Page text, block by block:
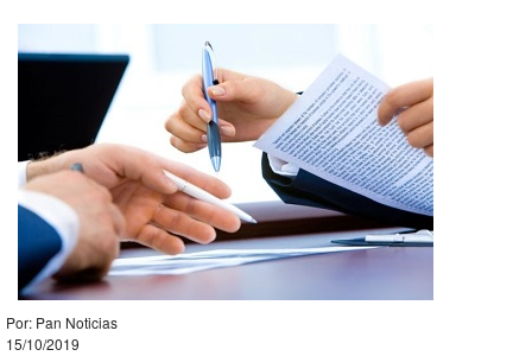
Por: Pan Noticias
15/10/2019